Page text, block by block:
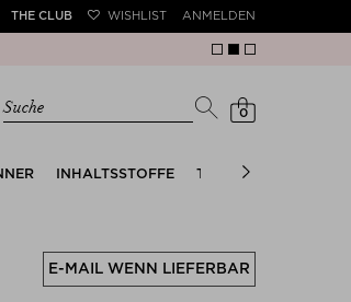
THE CLUB WISHLIST ANMELDEN
Suche 0
INHALTSSTOFFE TRENDS
E-MAIL WENN LIEFERBAR